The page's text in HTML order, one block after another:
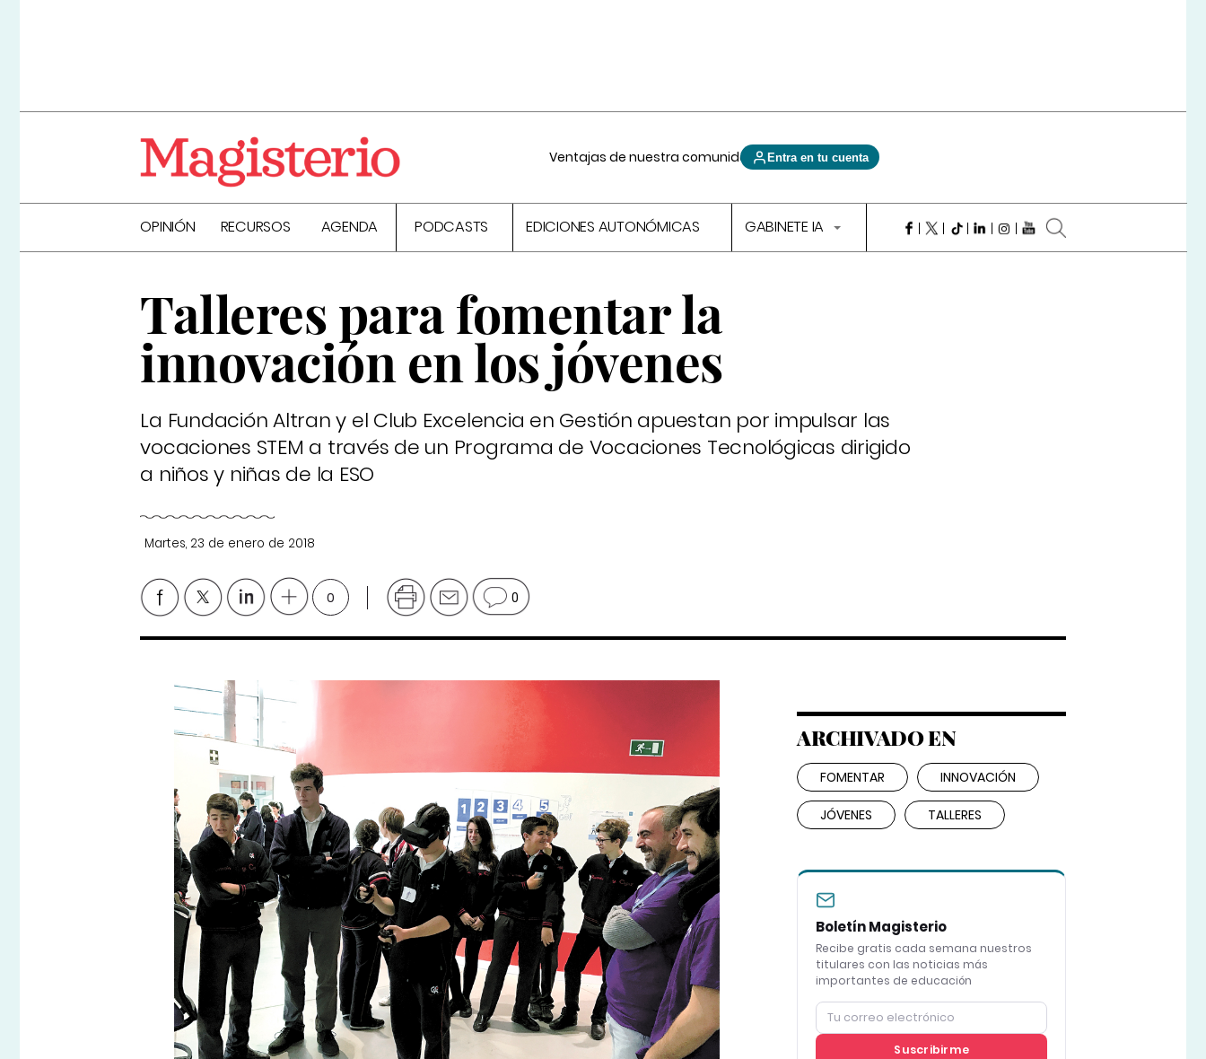
Ventajas de nuestra comunidad Entra en tu cuenta
OPINIÓN RECURSOS AGENDA PODCASTS EDICIONES AUTONÓMICAS GABINETE IA
Talleres para fomentar la
innovación en los jóvenes
La Fundación Altran y el Club Excelencia en Gestión apuestan por impulsar las
vocaciones STEM a través de un Programa de Vocaciones Tecnológicas dirigido
a niños y niñas de la ESO
Martes, 23 de enero de 2018
0 0
ARCHIVADO EN
FOMENTAR INNOVACIÓN
JÓVENES TALLERES
Boletín Magisterio
Recibe gratis cada semana nuestros
titulares con las noticias más
importantes de educación
Suscribirme